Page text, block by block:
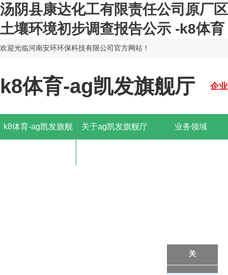
汤阴县康达化工有限责任公司原厂区
土壤环境初步调查报告公示 -k8体育
欢迎光临河南安环环保科技有限公司官方网站！
k8体育-ag凯发旗舰厅 企
k8体育-ag凯发旗舰 关于ag凯发旗舰厅 业务领域
关